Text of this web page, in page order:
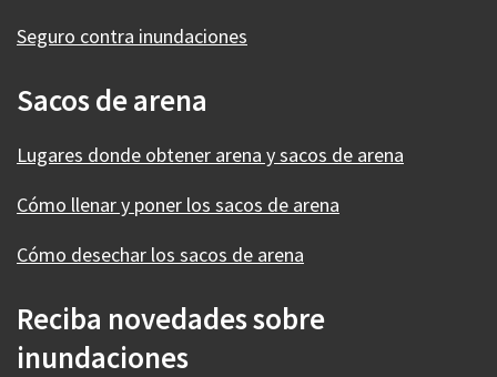
Seguro contra inundaciones
Sacos de arena
Lugares donde obtener arena y sacos de arena
Cómo llenar y poner los sacos de arena
Cómo desechar los sacos de arena
Reciba novedades sobre
inundaciones